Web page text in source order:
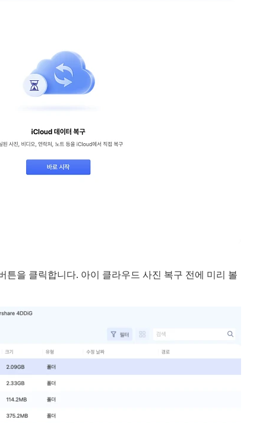
을 클릭합니다. 아이 클라우드 사진 복구 전에 미리 볼